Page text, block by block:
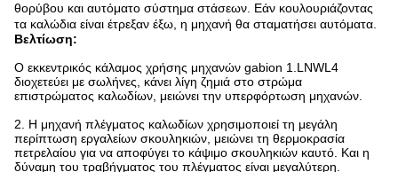
θορύβου και αυτόματο σύστημα στάσεων. Εάν κουλουριάζοντας
τα καλώδια είναι έτρεξαν έξω, η μηχανή θα σταματήσει αυτόματα.
Βελτίωση:
Ο εκκεντρικός κάλαμος χρήσης μηχανών gabion 1.LNWL4
διοχετεύει με σωλήνες, κάνει λίγη ζημιά στο στρώμα
επιστρώματος καλωδίων, μειώνει την υπερφόρτωση μηχανών.
2. Η μηχανή πλέγματος καλωδίων χρησιμοποιεί τη μεγάλη
περίπτωση εργαλείων σκουληκιών, μειώνει τη θερμοκρασία
πετρελαίου για να αποφύγει το κάψιμο σκουληκιών καυτό. Και η
δύναμη του τραβήγματος του πλέγματος είναι μεγαλύτερη.